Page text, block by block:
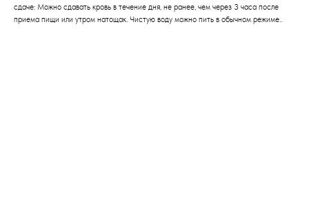
сдаче: Можно сдавать кровь в течение дня, не ранее, чем через 3 часа после
приема пищи или утром натощак. Чистую воду можно пить в обычном режиме..